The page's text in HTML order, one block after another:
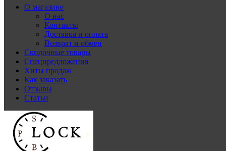
О магазине
О нас
Контакты
Доставка и оплата
Возврат и обмен
Скидочные товары
Спецпредложения
Хиты продаж
Как заказать
Отзывы
Статьи